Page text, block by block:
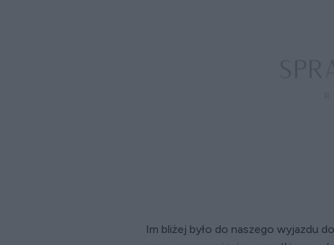
Im bliżej było do naszego wyjazdu